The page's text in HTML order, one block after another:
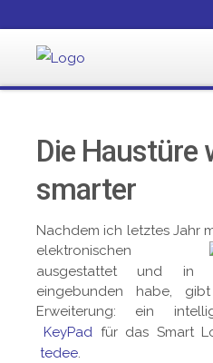
Die Haustüre
smarter
Nachdem ich letztes Jahr
elektronischen
ausgestattet und in
eingebunden habe,
Erweiterung: ein
KeyPad für das Smart
tedee.